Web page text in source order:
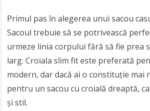
Primul pas în alegerea unui sacou
Sacoul trebuie să se potrivească
urmeze linia corpului fără să fie prea
larg. Croiala slim fit este preferată
modern, dar dacă ai o constituție mai
pentru un sacou cu croială dreaptă,
și stil.